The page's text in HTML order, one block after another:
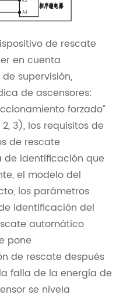
de rescate
en cuenta
de supervisión,
de ascensores:
forzado”
3), los requisitos de
de rescate
identificación que
el modelo del
los parámetros
identificación del
automático
pone
de rescate después
falla de la energía de
se nivela